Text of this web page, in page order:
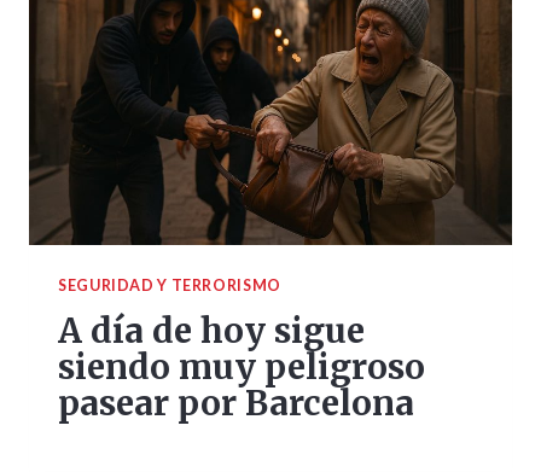
SEGURIDAD Y TERRORISMO
A día de hoy sigue
siendo muy peligroso
pasear por Barcelona